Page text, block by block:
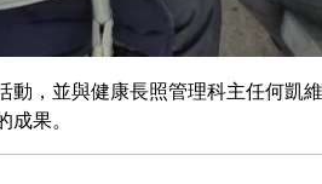
，並與健康長照管理科主任何凱
果。